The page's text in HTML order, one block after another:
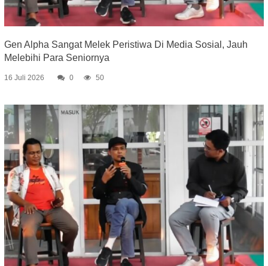
Gen Alpha Sangat Melek Peristiwa Di Media Sosial, Jauh
Melebihi Para Seniornya
16 Juli 2026 0 50